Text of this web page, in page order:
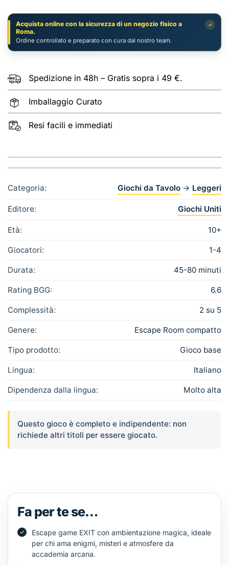
quantità
✓
Acquista online con la sicurezza di un negozio fisico a
Roma.
Ordine controllato e preparato con cura dal nostro team.
Spedizione in 48h – Gratis sopra i 49 €.
Imballaggio Curato
Resi facili e immediati
Categoria: Giochi da Tavolo → Leggeri
Editore: Giochi Uniti
Età: 10+
Giocatori: 1-4
Durata: 45-80 minuti
Rating BGG: 6.6
Complessità: 2 su 5
Genere: Escape Room compatto
Tipo prodotto: Gioco base
Lingua: Italiano
Dipendenza dalla lingua: Molto alta
Questo gioco è completo e indipendente: non
richiede altri titoli per essere giocato.
Fa per te se…
Escape game EXIT con ambientazione magica, ideale
per chi ama enigmi, misteri e atmosfere da
accademia arcana.